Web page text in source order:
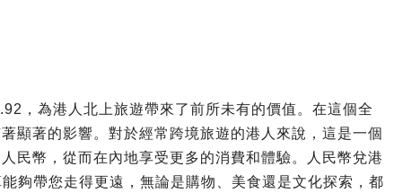
，為港人北上旅遊帶來了前所未有的價值。在這個全
顯著的影響。對於經常跨境旅遊的港人來說，這是一個
民幣，從而在內地享受更多的消費和體驗。人民幣兌港
夠帶您走得更遠，無論是購物、美食還是文化探索，都